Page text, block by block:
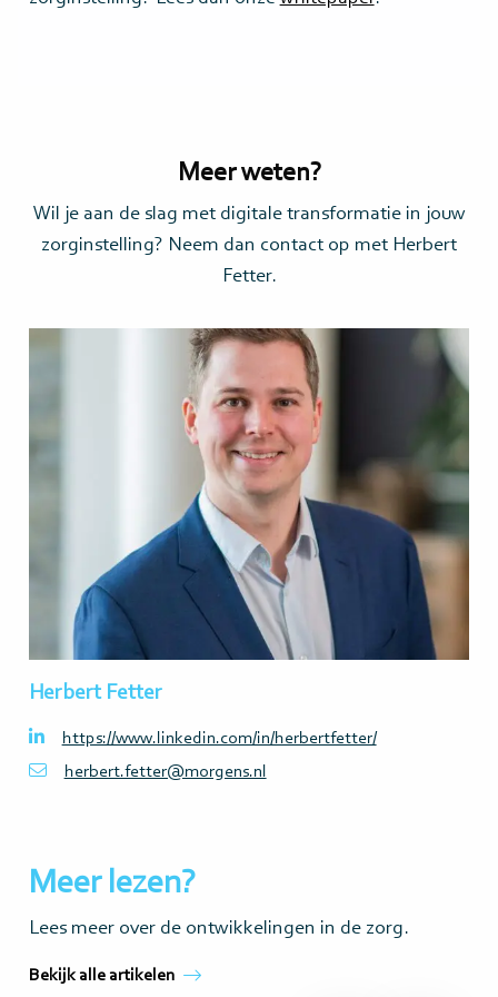
Meer weten?
Wil je aan de slag met digitale transformatie in jouw
zorginstelling? Neem dan contact op met Herbert
Fetter.
Herbert Fetter
https://www.linkedin.com/in/herbertfetter/
herbert.fetter@morgens.nl
Meer lezen?
Lees meer over de ontwikkelingen in de zorg.
Bekijk alle artikelen